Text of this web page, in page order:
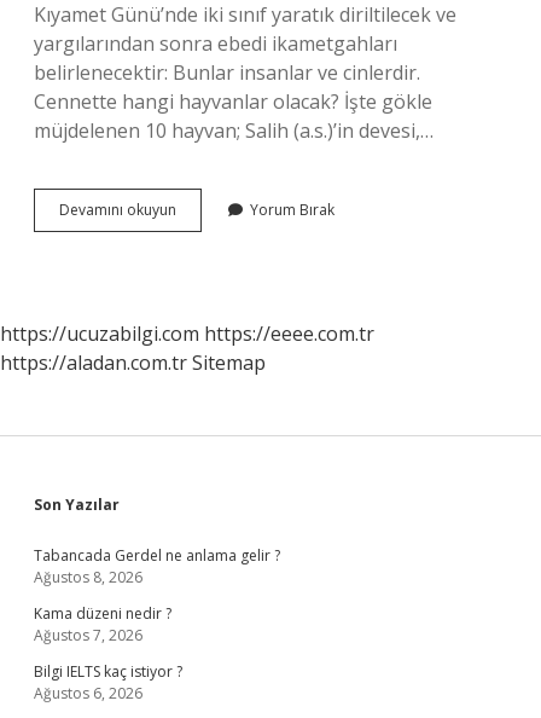
Kıyamet Günü’nde iki sınıf yaratık diriltilecek ve
yargılarından sonra ebedi ikametgahları
belirlenecektir: Bunlar insanlar ve cinlerdir.
Cennette hangi hayvanlar olacak? İşte gökle
müjdelenen 10 hayvan; Salih (a.s.)’in devesi,…
Devamını okuyun Hayvanlar
Öldükten
Yorum Bırak
https://ucuzabilgi.com https://eeee.com.tr
https://aladan.com.trSitemap
Sidebar
Son Yazılar
Tabancada Gerdel ne anlama gelir ?
Ağustos 8, 2026
Kama düzeni nedir ?
Ağustos 7, 2026
Bilgi IELTS kaç istiyor ?
Ağustos 6, 2026